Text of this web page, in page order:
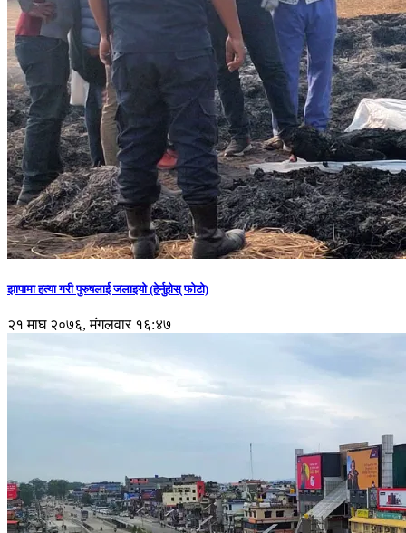
झापामा हत्या गरी पुरुषलाई जलाइयो (हेर्नुहाेस् फाेटाे)
२१ माघ २०७६, मंगलवार १६:४७